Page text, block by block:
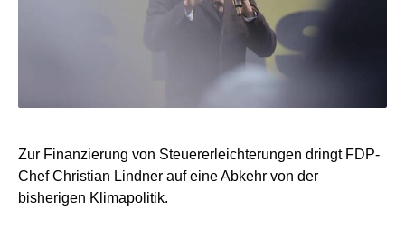
Zur Finanzierung von Steuererleichterungen dringt FDP-
Chef Christian Lindner auf eine Abkehr von der
bisherigen Klimapolitik.